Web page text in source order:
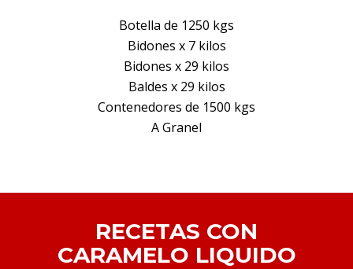
Botella de 1250 kgs
Bidones x 7 kilos
Bidones x 29 kilos
Baldes x 29 kilos
Contenedores de 1500 kgs
A Granel
RECETAS CON
CARAMELO LIQUIDO